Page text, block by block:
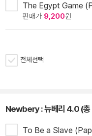
The Egypt Game
판매가 9,200원
전체선택
Newbery : 뉴베리 4.0 (총
To Be a Slave